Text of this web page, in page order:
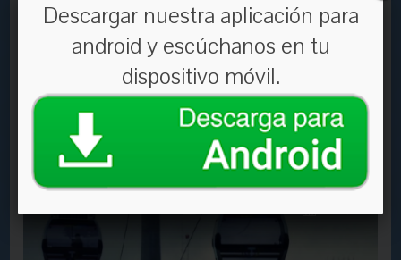
Proyectan crear una marca de barbijos con el sello «Hecho en
Bolivia»
Descargar nuestra aplicación para
android y escúchanos en tu
dispositivo móvil.